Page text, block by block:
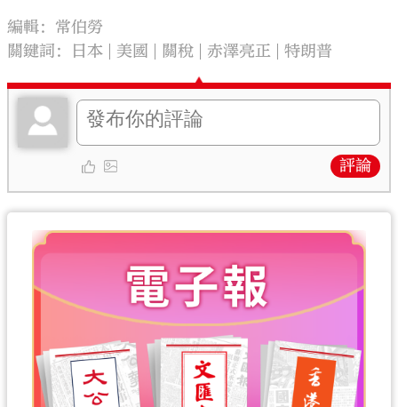
編輯：常伯勞
關鍵詞：
日本 美國 關稅 赤澤亮正 特朗普
評論